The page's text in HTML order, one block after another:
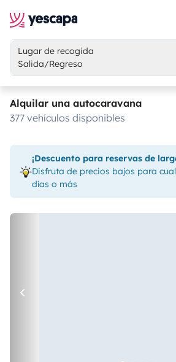
Lugar de recogida
Salida/Regreso
Alquilar una autocaravana
377 vehículos disponibles
¡Descuento para reservas de
Disfruta de precios bajos para
días o más